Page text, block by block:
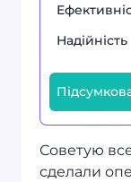
Надійність
Советую
сделали